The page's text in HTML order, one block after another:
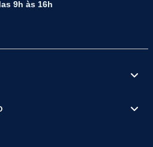
9h às 16h